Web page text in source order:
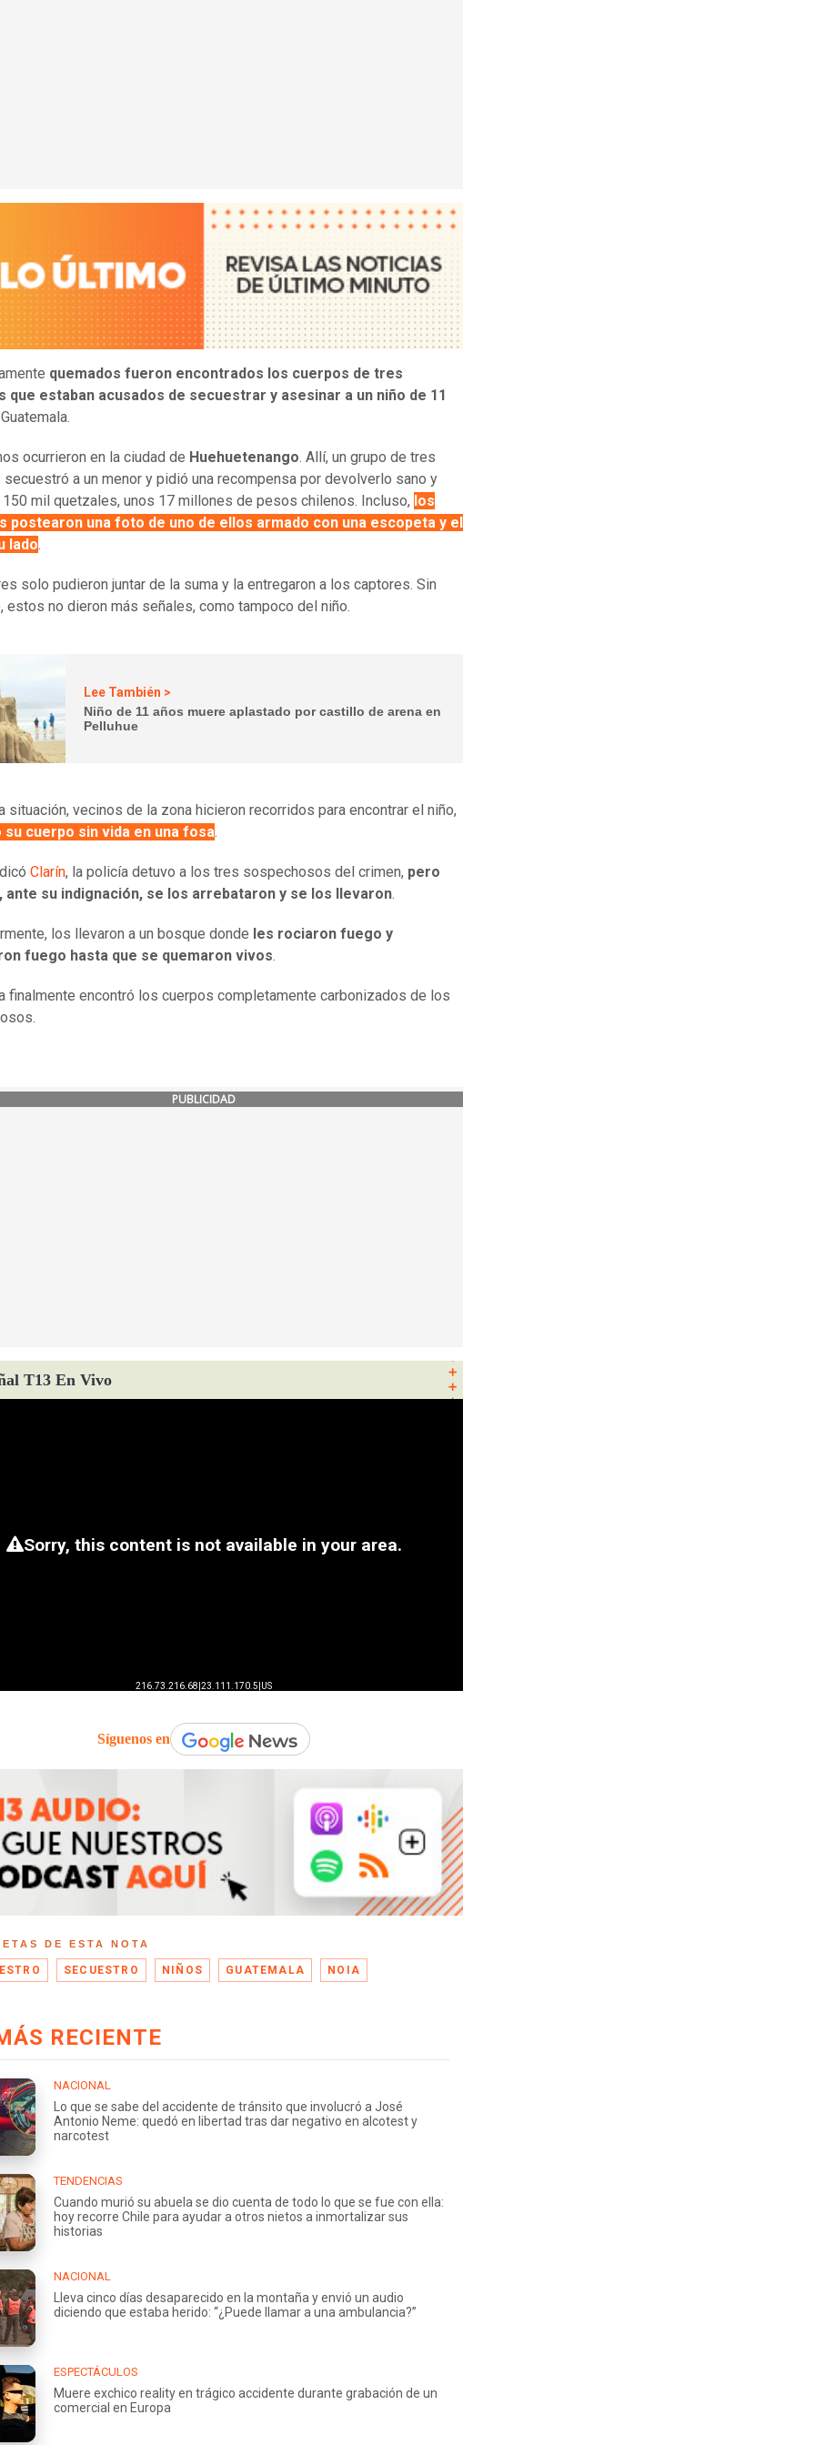
quemados fueron encontrados los cuerpos de tres
que estaban acusados de secuestrar y asesinar a un niño de 11
ocurrieron en la ciudad de Huehuetenango. Allí, un grupo de tres
secuestró a un menor y pidió una recompensa por devolverlo sano y
mil quetzales, unos 17 millones de pesos chilenos. Incluso, los
postearon una foto de uno de ellos armado con una escopeta y el
lado.
solo pudieron juntar de la suma y la entregaron a los captores. Sin
estos no dieron más señales, como tampoco del niño.
Lee También >
Niño de 11 años muere aplastado por castillo de arena en
Pelluhue
situación, vecinos de la zona hicieron recorridos para encontrar el niño,
su cuerpo sin vida en una fosa.
Clarín, la policía detuvo a los tres sospechosos del crimen, pero
ante su indignación, se los arrebataron y se los llevaron.
los llevaron a un bosque donde les rociaron fuego y
fuego hasta que se quemaron vivos.
finalmente encontró los cuerpos completamente carbonizados de los
PUBLICIDAD
T13 En Vivo
Síguenos en
DE ESTA NOTA
SECUESTRO NIÑOS GUATEMALA NOIA
RECIENTE
NACIONAL
Lo que se sabe del accidente de tránsito que involucró a José
Antonio Neme: quedó en libertad tras dar negativo en alcotest y
narcotest
TENDENCIAS
Cuando murió su abuela se dio cuenta de todo lo que se fue con ella:
hoy recorre Chile para ayudar a otros nietos a inmortalizar sus
historias
NACIONAL
Lleva cinco días desaparecido en la montaña y envió un audio
diciendo que estaba herido: “¿Puede llamar a una ambulancia?”
ESPECTÁCULOS
Muere exchico reality en trágico accidente durante grabación de un
comercial en Europa